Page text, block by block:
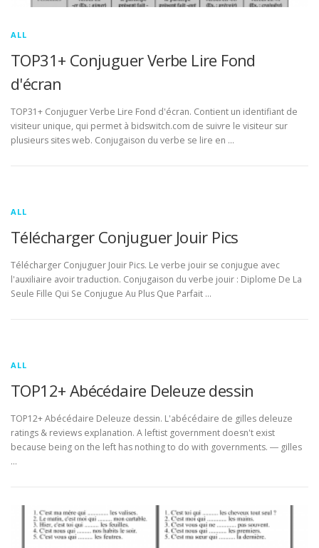
ALL
TOP31+ Conjuguer Verbe Lire Fond
d'écran
TOP31+ Conjuguer Verbe Lire Fond d'écran. Contient un identifiant de
visiteur unique, qui permet à bidswitch.com de suivre le visiteur sur
plusieurs sites web. Conjugaison du verbe se lire en …
ALL
Télécharger Conjuguer Jouir Pics
Télécharger Conjuguer Jouir Pics. Le verbe jouir se conjugue avec
l'auxiliaire avoir traduction. Conjugaison du verbe jouir : Diplome De La
Seule Fille Qui Se Conjugue Au Plus Que Parfait …
ALL
TOP12+ Abécédaire Deleuze dessin
TOP12+ Abécédaire Deleuze dessin. L'abécédaire de gilles deleuze
ratings & reviews explanation. A leftist government doesn't exist
because being on the left has nothing to do with governments. ― gilles
…